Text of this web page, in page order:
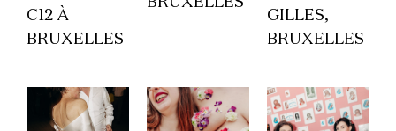
C12 À
BRUXELLES
GILLES,
BRUXELLES